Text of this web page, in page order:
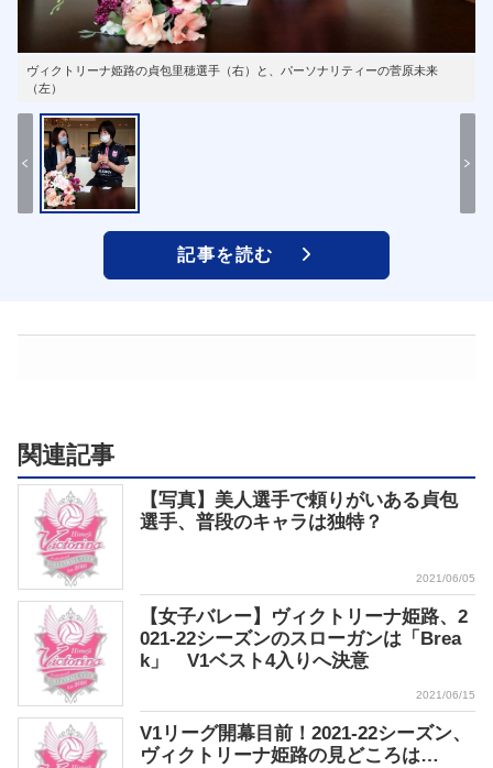
ヴィクトリーナ姫路の貞包里穂選手（右）と、パーソナリティーの菅原未来
（左）
記事を読む
関連記事
【写真】美人選手で頼りがいある貞包
選手、普段のキャラは独特？
2021/06/05
【女子バレー】ヴィクトリーナ姫路、2
021-22シーズンのスローガンは「Brea
k」 V1ベスト4入りへ決意
2021/06/15
V1リーグ開幕目前！2021-22シーズン、
ヴィクトリーナ姫路の見どころは…